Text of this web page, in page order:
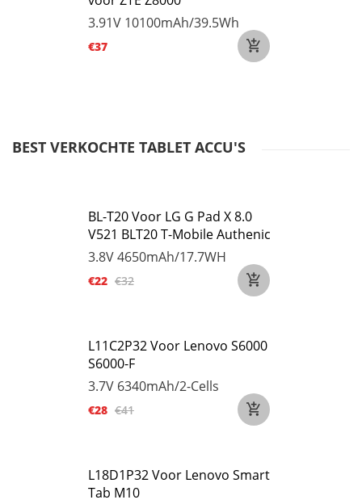
3.91V 10100mAh/39.5Wh
€37
BEST VERKOCHTE TABLET ACCU'S
BL-T20 Voor LG G Pad X 8.0
V521 BLT20 T-Mobile Authenic
3.8V4650mAh/17.7WH
€22 €32
L11C2P32 Voor Lenovo S6000
S6000-F
3.7V 6340mAh/2-Cells
€28 €41
L18D1P32 Voor Lenovo Smart
Tab M10